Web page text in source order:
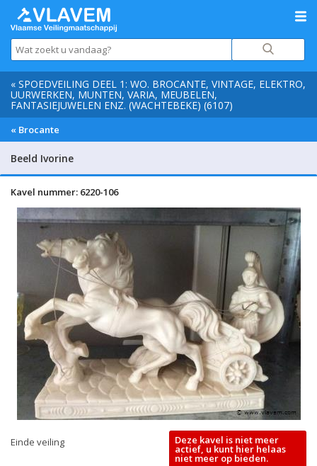
« SPOEDVEILING DEEL 1: WO. BROCANTE, VINTAGE, ELEKTRO,
UURWERKEN, MUNTEN, VARIA, MEUBELEN,
FANTASIEJUWELEN ENZ. (WACHTEBEKE) (6107)
« Brocante
Beeld Ivorine
Kavel nummer: 6220-106
Einde veiling Deze kavel is niet meer
actief, u kunt hier helaas
niet meer op bieden.